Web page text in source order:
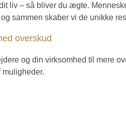
liv – så bliver du ægte.
sammen skaber vi de unikke
overskud
og din virksomhed til mere
muligheder.